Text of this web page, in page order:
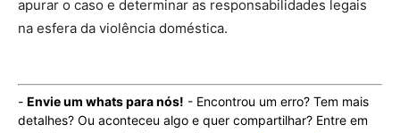
apurar o caso e determinar as responsabilidades legais
na esfera da violência doméstica.
- Envie um whats para nós! - Encontrou um erro? Tem mais
detalhes? Ou aconteceu algo e quer compartilhar? Entre em